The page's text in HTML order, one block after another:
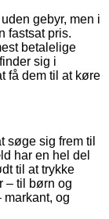
gebyr, men i
fastsat pris.
betalelige
sig i
få dem til at køre
søge sig frem til
har en hel del
til at trykke
– til børn og
markant, og